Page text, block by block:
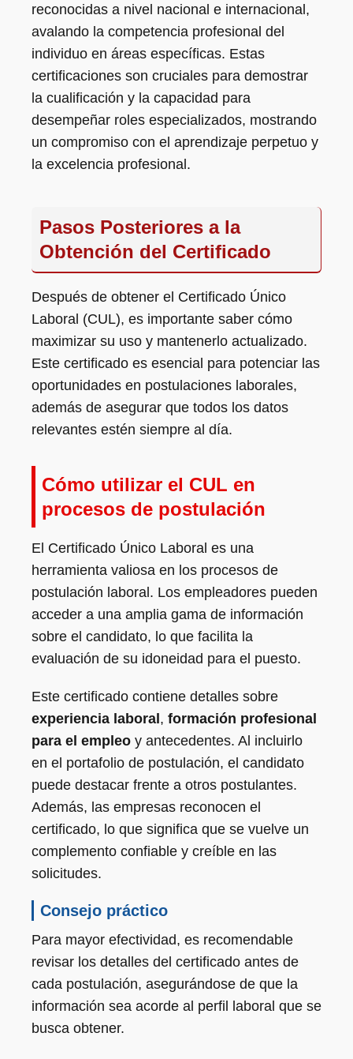
reconocidas a nivel nacional e internacional,
avalando la competencia profesional del
individuo en áreas específicas. Estas
certificaciones son cruciales para demostrar
la cualificación y la capacidad para
desempeñar roles especializados, mostrando
un compromiso con el aprendizaje perpetuo y
la excelencia profesional.
Pasos Posteriores a la
Obtención del Certificado
Después de obtener el Certificado Único
Laboral (CUL), es importante saber cómo
maximizar su uso y mantenerlo actualizado.
Este certificado es esencial para potenciar las
oportunidades en postulaciones laborales,
además de asegurar que todos los datos
relevantes estén siempre al día.
Cómo utilizar el CUL en
procesos de postulación
El Certificado Único Laboral es una
herramienta valiosa en los procesos de
postulación laboral. Los empleadores pueden
acceder a una amplia gama de información
sobre el candidato, lo que facilita la
evaluación de su idoneidad para el puesto.
Este certificado contiene detalles sobre
experiencia laboral, formación profesional
para el empleo y antecedentes. Al incluirlo
en el portafolio de postulación, el candidato
puede destacar frente a otros postulantes.
Además, las empresas reconocen el
certificado, lo que significa que se vuelve un
complemento confiable y creíble en las
solicitudes.
Consejo práctico
Para mayor efectividad, es recomendable
revisar los detalles del certificado antes de
cada postulación, asegurándose de que la
información sea acorde al perfil laboral que se
busca obtener.